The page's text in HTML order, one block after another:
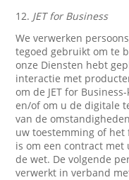
12. JET for Business
We verwerken
tegoed gebruikt om te
onze Diensten hebt
interactie met
om de JET for
en/of om u de digitale
van de
uw toestemming of
is om een contract met
de wet. De volgende
verwerkt in verband